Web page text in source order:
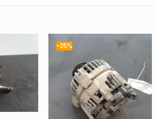
-25%